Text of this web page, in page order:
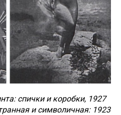
спички и коробки, 1927
и символичная: 1923